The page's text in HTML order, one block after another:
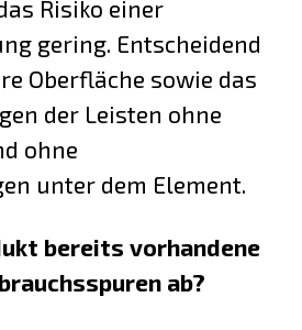
Risiko einer
gering. Entscheidend
Oberfläche sowie das
der Leisten ohne
ohne
unter dem Element.
bereits vorhandene
ab?